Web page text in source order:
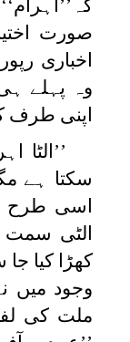
صورت
اخباری
وہ پہلے
اپنی طرف
’’الٹا
سکتا ہے
اسی طرح
الٹی
کھڑا کیا
وجود میں
ملت کی